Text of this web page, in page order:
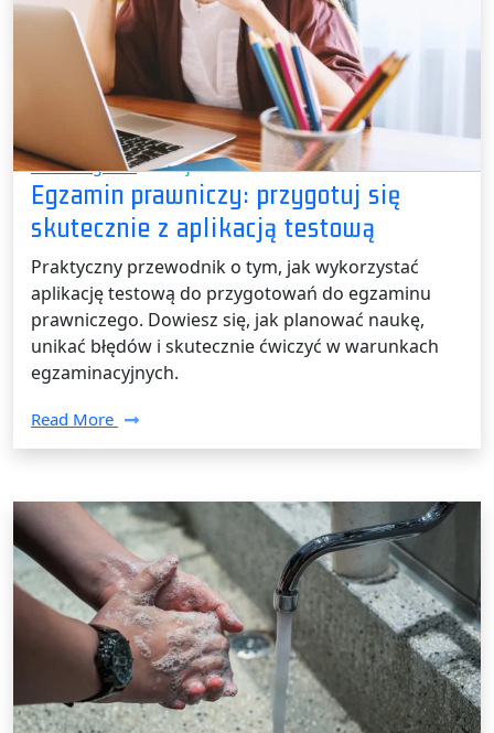
Bez kategorii /22 maja 2026
Egzamin prawniczy: przygotuj się
skutecznie z aplikacją testową
Praktyczny przewodnik o tym, jak wykorzystać
aplikację testową do przygotowań do egzaminu
prawniczego. Dowiesz się, jak planować naukę,
unikać błędów i skutecznie ćwiczyć w warunkach
egzaminacyjnych.
Read More